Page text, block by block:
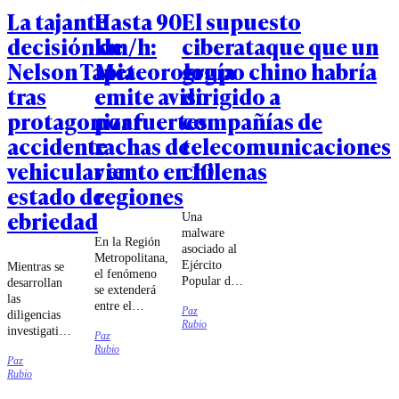
La tajante
decisión de
Nelson Tapia
tras
protagonizar
accidente
vehicular en
estado de
ebriedad
Mientras se
desarrollan
las
diligencias
investigativas
siniestro vial,
el
Paz
Rubio
Hasta 90
km/h:
Meteorología
emite aviso
por fuertes
rachas de
viento en 10
regiones
En la Región
Metropolitana,
el fenómeno
se extenderá
entre el
el jueves 13
de agosto.
Paz
Rubio
El supuesto
ciberataque que un
grupo chino habría
dirigido a
compañías de
telecomunicaciones
chilenas
Una
malware
asociado al
Ejército
Popular de
chino habría
intentado
Paz
Rubio